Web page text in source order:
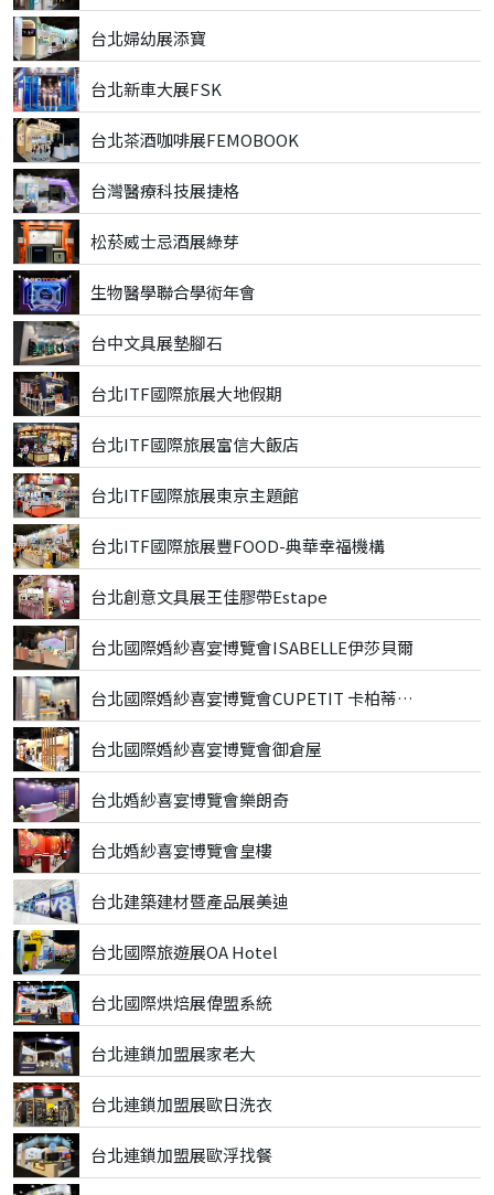
台北婦幼展添寶
台北新車大展FSK
台北茶酒咖啡展FEMOBOOK
台灣醫療科技展捷格
松菸威士忌酒展綠芽
生物醫學聯合學術年會
台中文具展墊腳石
台北ITF國際旅展大地假期
台北ITF國際旅展富信大飯店
台北ITF國際旅展東京主題館
台北ITF國際旅展豐FOOD-典華幸福機構
台北創意文具展王佳膠帶Estape
台北國際婚紗喜宴博覽會ISABELLE伊莎貝爾
台北國際婚紗喜宴博覽會CUPETIT 卡柏蒂精品甜點
台北國際婚紗喜宴博覽會御倉屋
台北婚紗喜宴博覽會樂朗奇
台北婚紗喜宴博覽會皇樓
台北建築建材暨產品展美迪
台北國際旅遊展OA Hotel
台北國際烘焙展偉盟系統
台北連鎖加盟展家老大
台北連鎖加盟展歐日洗衣
台北連鎖加盟展歐浮找餐